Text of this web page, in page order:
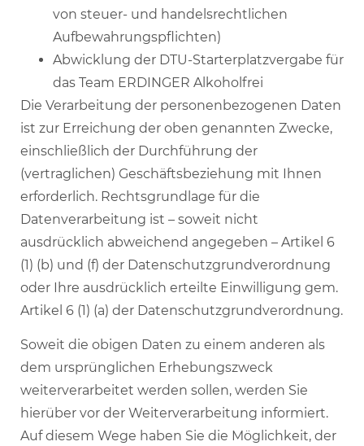
von steuer- und handelsrechtlichen
Aufbewahrungspflichten)
Abwicklung der DTU-Starterplatzvergabe für
das Team ERDINGER Alkoholfrei
Die Verarbeitung der personenbezogenen Daten
ist zur Erreichung der oben genannten Zwecke,
einschließlich der Durchführung der
(vertraglichen) Geschäftsbeziehung mit Ihnen
erforderlich. Rechtsgrundlage für die
Datenverarbeitung ist – soweit nicht
ausdrücklich abweichend angegeben – Artikel 6
(1) (b) und (f) der Datenschutzgrundverordnung
oder Ihre ausdrücklich erteilte Einwilligung gem.
Artikel 6 (1) (a) der Datenschutzgrundverordnung.
Soweit die obigen Daten zu einem anderen als
dem ursprünglichen Erhebungszweck
weiterverarbeitet werden sollen, werden Sie
hierüber vor der Weiterverarbeitung informiert.
Auf diesem Wege haben Sie die Möglichkeit, der